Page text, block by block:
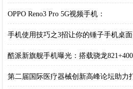
OPPO Reno3 Pro 5G视频手机：
手机使用技巧之3招让你的锤子手机桌
酷派新旗舰手机曝光：搭载骁龙
第二届国际医疗器械创新高峰论坛助力